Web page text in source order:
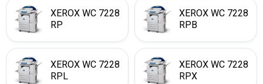
XEROX WC 7228
RP
XEROX WC 7228
RPB
XEROX WC 7228
RPL
XEROX WC 7228
RPX